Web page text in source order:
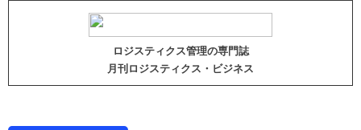
ロジスティクス管理の専門誌
月刊ロジスティクス・ビジネス